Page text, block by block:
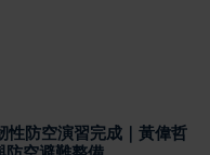
性防空演習完成｜黃偉哲